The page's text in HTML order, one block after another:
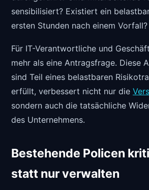
sensibilisiert? Existiert ein
ersten Stunden nach einem Vorfall?
Für IT-Verantwortliche und
mehr als eine Antragsfrage. Diese
sind Teil eines belastbaren
erfüllt, verbessert nicht nur die
sondern auch die tatsächliche
des Unternehmens.
Bestehende Policen
statt nur verwalten